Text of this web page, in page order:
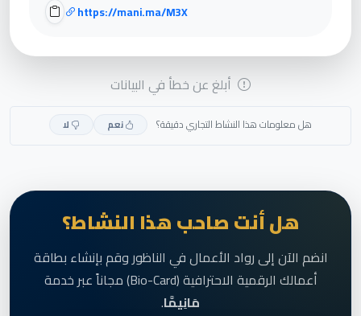
https://mani.ma/M3X
أبلغ عن خطأ في البيانات
هل معلومات هذا النشاط التجاري دقيقة؟ نعم لا
هل أنت صاحب هذا النشاط؟
انضم الآن إلى رواد الأعمال في الناظور وقم بإنشاء بطاقة
أعمالك الرقمية الاحترافية (Bio-Card) مجاناً عبر خدمة
مَانِيمَّا.